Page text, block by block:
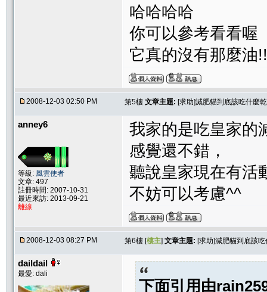
哈哈哈哈
你可以參考看看喔
它真的沒有那麼油!!
2008-12-03 02:50 PM 第5樓 文章主題: [求助]減肥貓到底該吃什麼
anney6
等級: 風雲使者
文章: 497
註冊時間: 2007-10-31
最近來訪: 2013-09-21
離線
我家的是吃皇家的
感覺還不錯，
聽說皇家現在有活
不妨可以考慮^^
2008-12-03 08:27 PM 第6樓 [樓主] 文章主題: [求助]減肥貓到底該
daildail
最愛: dali
下面引用由